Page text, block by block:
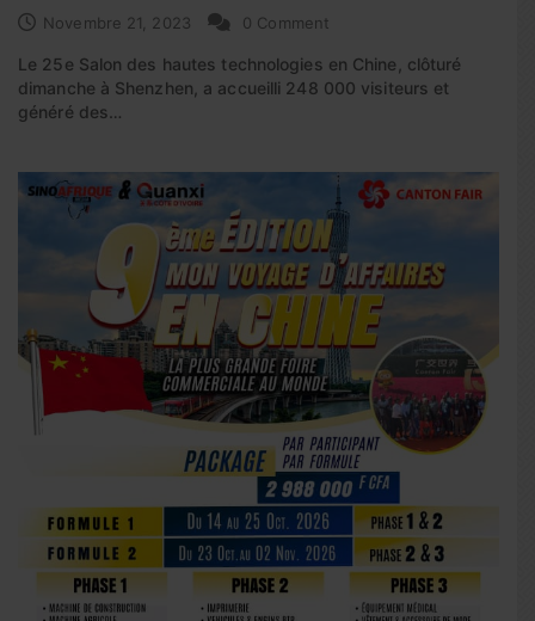
Novembre 21, 2023 0 Comment
Le 25e Salon des hautes technologies en Chine, clôturé
dimanche à Shenzhen, a accueilli 248 000 visiteurs et
généré des…